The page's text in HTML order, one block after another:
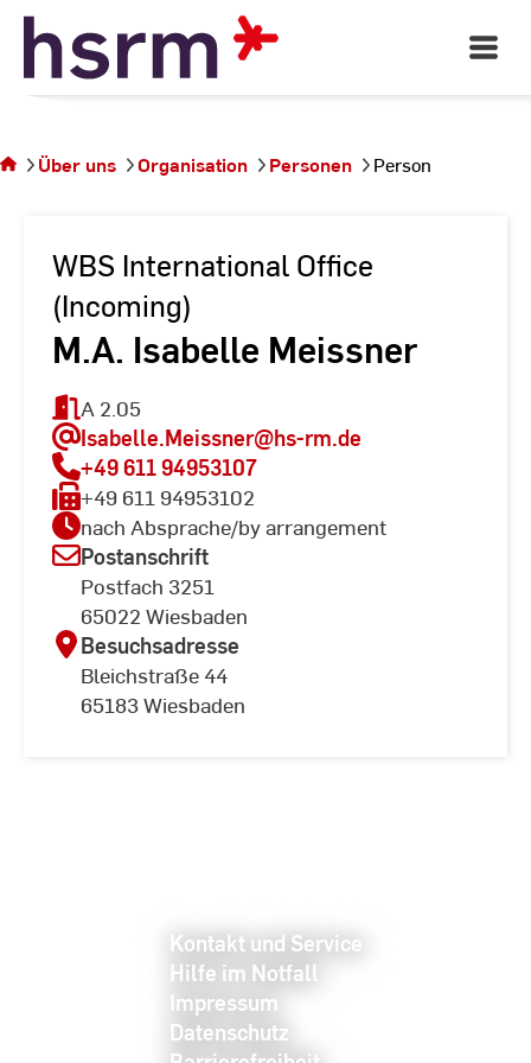
Skip
Content
Open
Main
sich auf
der
Über uns Organisation Personen Person
WBS International Office
(Incoming)
M.A. Isabelle Meissner
A 2.05
Isabelle.Meissner@hs-rm.de
+49 611 94953107
+49 611 94953102
nach Absprache/by arrangement
Postanschrift
Postfach 3251
65022 Wiesbaden
Besuchsadresse
Bleichstraße 44
65183 Wiesbaden
Kontakt und Service
Hilfe im Notfall
Impressum
Datenschutz